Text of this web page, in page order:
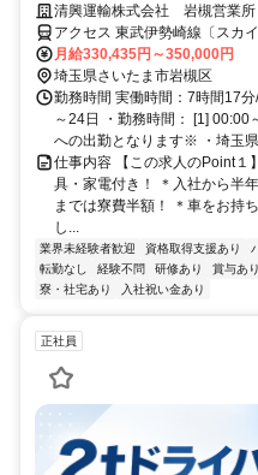
／【寮完備（家具・家電付き）】
清興運輸株式会社 岩槻営業所
アクセス 東武伊勢崎線〔スカ
約54分、東武伊勢崎線〔スカ
分、東武野田線〔アーバンパ
勤、バイク通勤OK（「岩槻駅
で13分
月給330,435円～350,000円
埼玉県さいたま市岩槻区
勤務時間 実働時間：7時間17
～24日 ・勤務時間： [1]
への出勤となります※ ・埼玉
仕事内容 【この求人のPoint１
具・家電付き！ ＊入社から半
までは寮費半額！ ＊車をお持
し...
業界未経験者歓迎 資格取得支援あり
転勤なし
経験不問 研修あり 賞与あり
寮・社宅あり
入社祝い金あり
正社員